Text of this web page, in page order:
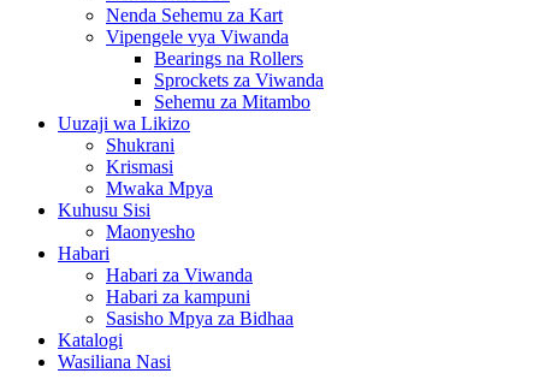
Nenda Sehemu za Kart
Vipengele vya Viwanda
Bearings na Rollers
Sprockets za Viwanda
Sehemu za Mitambo
Uuzaji wa Likizo
Shukrani
Krismasi
Mwaka Mpya
Kuhusu Sisi
Maonyesho
Habari
Habari za Viwanda
Habari za kampuni
Sasisho Mpya za Bidhaa
Katalogi
Wasiliana Nasi